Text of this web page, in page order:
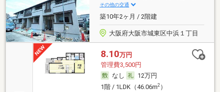
その他の交通
築10年2ヶ月 / 2階建
大阪府大阪市城東区中浜１丁目
8.10万円
管理費3,500円
なし
12万円
1階 / 1LDK（46.06m2）